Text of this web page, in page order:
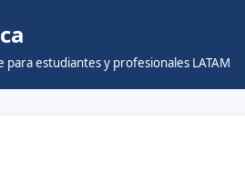
para estudiantes y profesionales LATAM